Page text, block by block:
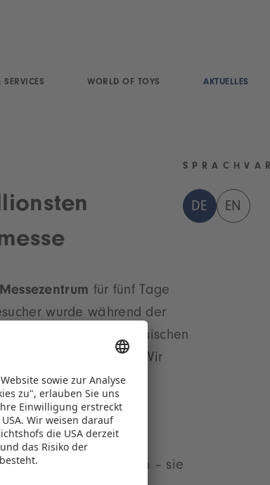
SERVICES WORLD OF TOYS AKTUELLES
DE EN
für fünf Tage
wurde während der
aus dem US-amerikanischen
betreten. „Wir
auf unsere
des Vorstands der
Kunde die Hallen – sie